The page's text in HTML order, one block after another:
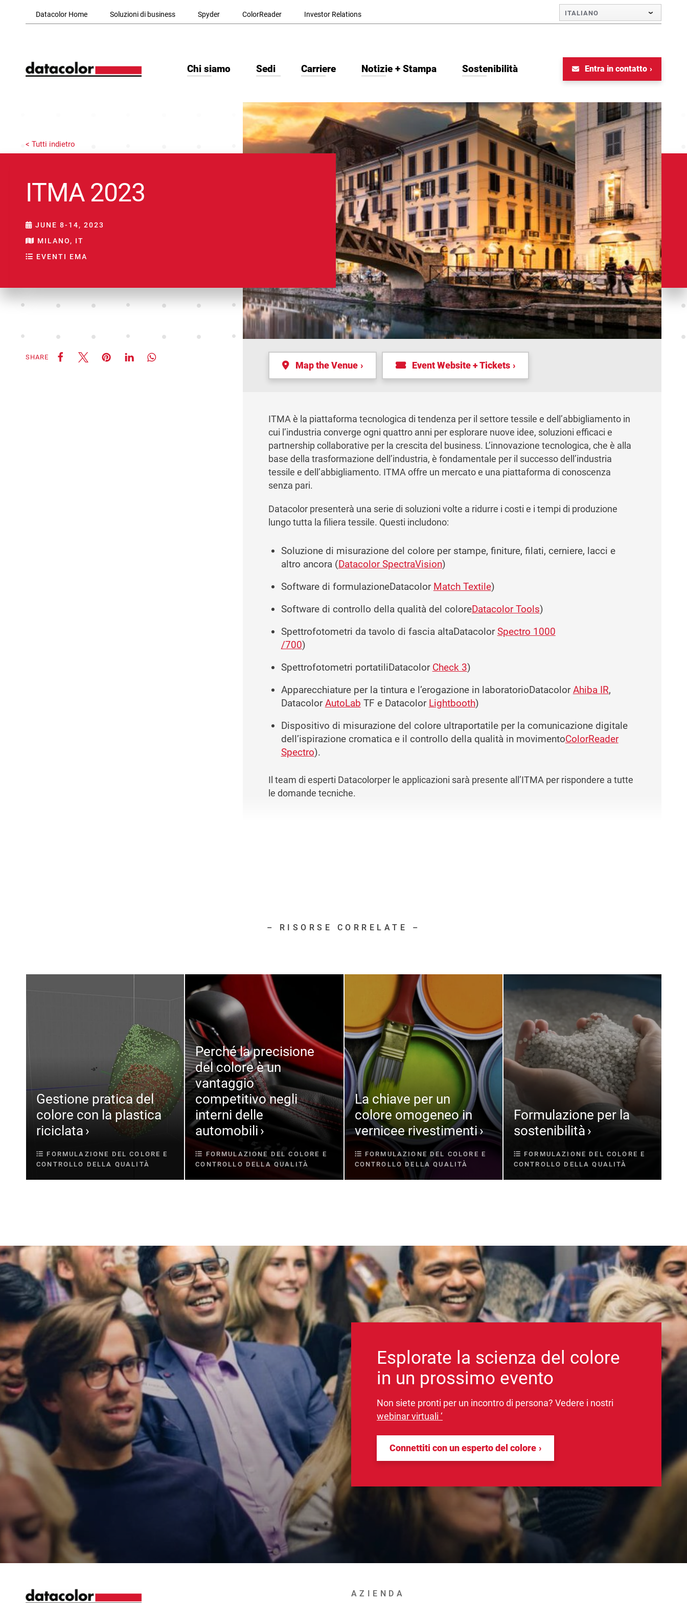
Datacolor Home Soluzioni di business Spyder ColorReader Investor Relations ITALIANO
Chi siamo Sedi Carriere Notizie + Stampa Sostenibilità Entra in contatto
< Tutti indietro
ITMA 2023
JUNE 8-14, 2023
MILANO, IT
EVENTI EMA
SHARE
Map the Venue Event Website + Tickets
ITMA è la piattaforma tecnologica di tendenza per il settore tessile e dell’abbigliamento in
cui l’industria converge ogni quattro anni per esplorare nuove idee, soluzioni efficaci e
partnership collaborative per la crescita del business. L’innovazione tecnologica, che è alla
base della trasformazione dell’industria, è fondamentale per il successo dell’industria
tessile e dell’abbigliamento. ITMA offre un mercato e una piattaforma di conoscenza
senza pari.
Datacolor presenterà una serie di soluzioni volte a ridurre i costi e i tempi di produzione
lungo tutta la filiera tessile. Questi includono:
Soluzione di misurazione del colore per stampe, finiture, filati, cerniere, lacci e
altro ancora (Datacolor SpectraVision)
Software di formulazioneDatacolor Match Textile)
Software di controllo della qualità del coloreDatacolor Tools)
Spettrofotometri da tavolo di fascia altaDatacolorSpectro 1000
/700)
Spettrofotometri portatiliDatacolor Check 3)
Apparecchiature per la tintura e l’erogazione in laboratorioDatacolorAhiba IR,
DatacolorAutoLab TF e Datacolor Lightbooth)
Dispositivo di misurazione del colore ultraportatile per la comunicazione digitale
dell’ispirazione cromatica e il controllo della qualità in movimentoColorReader
Spectro).
Il team di esperti Datacolorper le applicazioni sarà presente all’ITMA per rispondere a tutte
le domande tecniche.
– RISORSE CORRELATE –
Gestione pratica del
colore con la plastica
riciclata
FORMULAZIONE DEL COLORE E
CONTROLLO DELLA QUALITÀ
Perché la precisione
del colore è un
vantaggio
competitivo negli
interni delle
automobili
FORMULAZIONE DEL COLORE E
CONTROLLO DELLA QUALITÀ
La chiave per un
colore omogeneo in
vernicee rivestimenti
FORMULAZIONE DEL COLORE E
CONTROLLO DELLA QUALITÀ
Formulazione per la
sostenibilità
FORMULAZIONE DEL COLORE E
CONTROLLO DELLA QUALITÀ
Esplorate la scienza del colore
in un prossimo evento
Non siete pronti per un incontro di persona? Vedere i nostri
webinar virtuali ‘
Connettiti con un esperto del colore
AZIENDA